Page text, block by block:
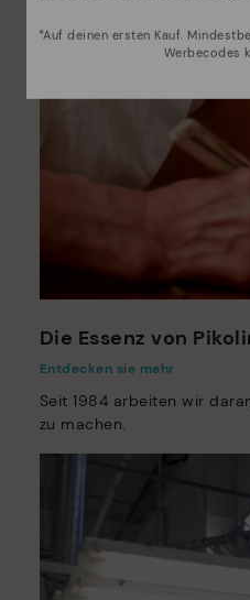
Die Essenz von
Entdecken sie mehr
Seit 1984 arbeiten wir
zu machen.
*Auf deinen ersten Kauf.
Werbecodes